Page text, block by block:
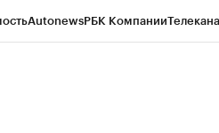
AutonewsРБК Компании